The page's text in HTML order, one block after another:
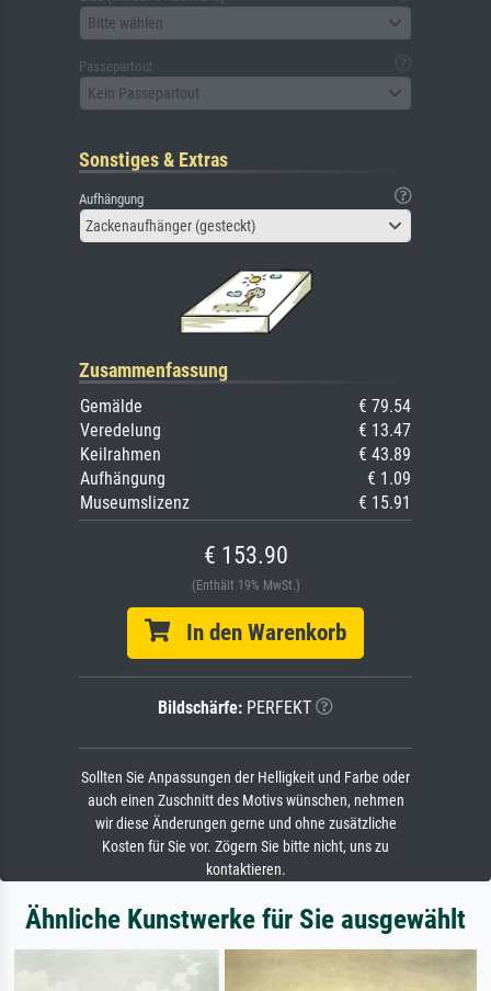
Bitte wählen
Passepartout
Kein Passepartout
Sonstiges & Extras
Aufhängung
Zackenaufhänger (gesteckt)
Zusammenfassung
Gemälde
€ 79.54
Veredelung
€ 13.47
Keilrahmen
€ 43.89
Aufhängung
€ 1.09
Museumslizenz
€ 15.91
€ 153.90
(Enthält 19% MwSt.)
In den Warenkorb
Bildschärfe: PERFEKT
Sollten Sie Anpassungen der Helligkeit und Farbe oder
auch einen Zuschnitt des Motivs wünschen, nehmen
wir diese Änderungen gerne und ohne zusätzliche
Kosten für Sie vor. Zögern Sie bitte nicht, uns zu
kontaktieren.
Ähnliche Kunstwerke für Sie ausgewählt